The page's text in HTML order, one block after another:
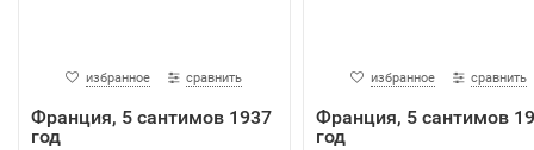
избранное сравнить
Франция, 5 сантимов 1937
год
избранное сравнить
Франция, 5 сантимов
год